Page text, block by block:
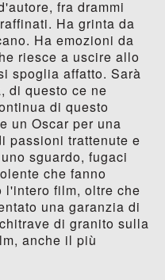
fra drammi
Ha grinta da
Ha emozioni da
riesce a uscire allo
spoglia affatto. Sarà
di questo ce ne
di questo
un Oscar per una
passioni trattenute e
sguardo, fugaci
che fanno
l'intero film, oltre che
una garanzia di
di granito sulla
anche il più